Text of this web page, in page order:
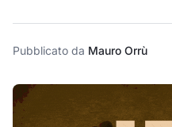
Pubblicato da Mauro Orrù